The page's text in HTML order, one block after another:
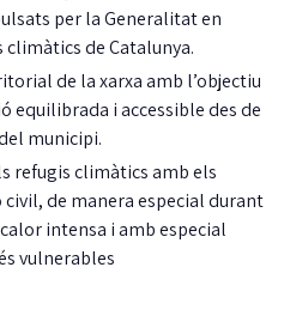
per la Generalitat en
de Catalunya.
de la xarxa amb l’objectiu
equilibrada i accessible des de
del municipi.
refugis climàtics amb els
de manera especial durant
intensa i amb especial
vulnerables